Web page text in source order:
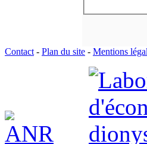
Contact - Plan du site - Mentions